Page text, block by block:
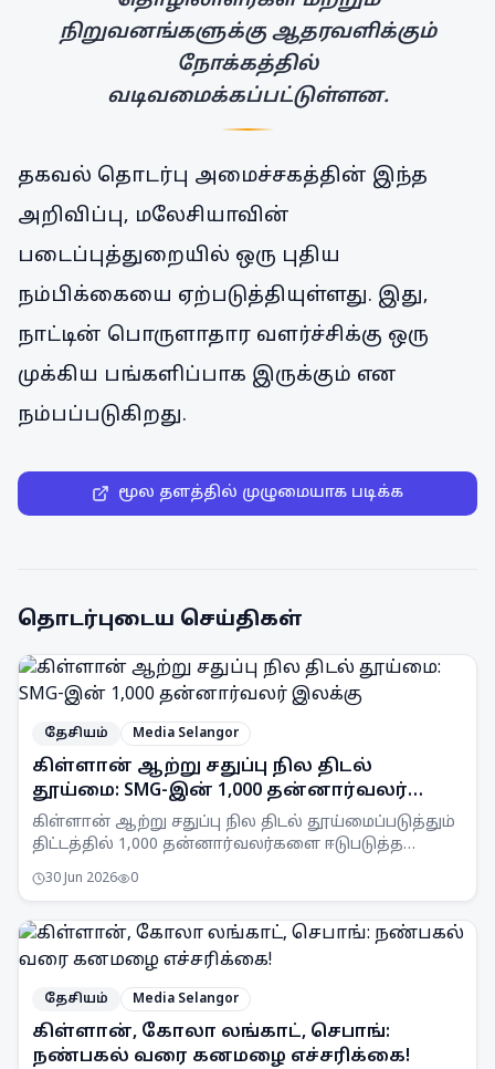
நிறுவனங்களுக்கு ஆதரவளிக்கும்
நோக்கத்தில்
வடிவமைக்கப்பட்டுள்ளன.
தகவல் தொடர்பு அமைச்சகத்தின் இந்த
அறிவிப்பு, மலேசியாவின்
படைப்புத்துறையில் ஒரு புதிய
நம்பிக்கையை ஏற்படுத்தியுள்ளது. இது,
நாட்டின் பொருளாதார வளர்ச்சிக்கு ஒரு
முக்கிய பங்களிப்பாக இருக்கும் என
நம்பப்படுகிறது.
மூல தளத்தில் முழுமையாக படிக்க
தொடர்புடைய செய்திகள்
தேசியம் Media Selangor
கிள்ளான் ஆற்று சதுப்பு நில திடல்
தூய்மை: SMG-இன் 1,000 தன்னார்வலர்
இலக்கு
கிள்ளான் ஆற்று சதுப்பு நில திடல் தூய்மைப்படுத்தும்
திட்டத்தில் 1,000 தன்னார்வலர்களை ஈடுபடுத்த
வைத்துள்ளது.
30 Jun 2026 0
தேசியம் Media Selangor
கிள்ளான், கோலா லங்காட், செபாங்:
நண்பகல் வரை கனமழை எச்சரிக்கை!